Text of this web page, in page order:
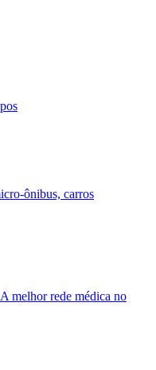
ônibus, carros
melhor rede médica no